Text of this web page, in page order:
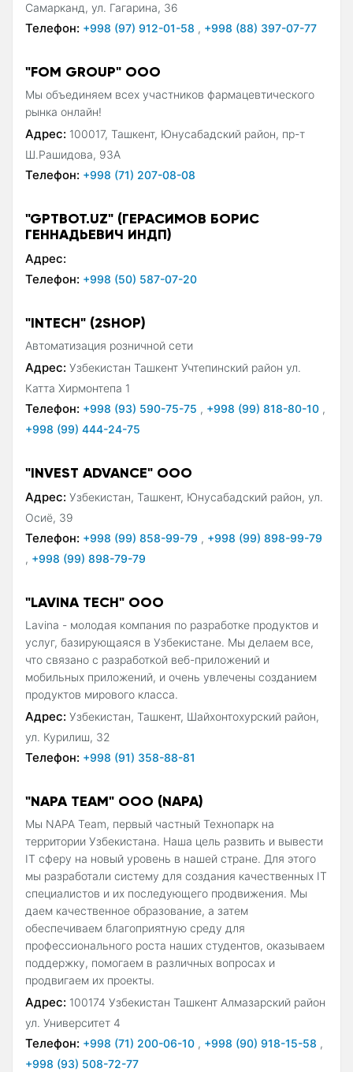
Самарканд, ул. Гагарина, 36
Телефон: +998 (97) 912-01-58 , +998 (88) 397-07-77
"FOM GROUP" OOO
Мы объединяем всех участников фармацевтического
рынка онлайн!
Адрес: 100017, Ташкент, Юнусабадский район, пр-т
Ш.Рашидова, 93А
Телефон: +998 (71) 207-08-08
"GPTBOT.UZ" (ГЕРАСИМОВ БОРИС
ГЕННАДЬЕВИЧ ИНДП)
Адрес:
Телефон: +998 (50) 587-07-20
"INTECH" (2SHOP)
Автоматизация розничной сети
Адрес: Узбекистан Ташкент Учтепинский район ул.
Катта Хирмонтепа 1
Телефон: +998 (93) 590-75-75 , +998 (99) 818-80-10 ,
+998 (99) 444-24-75
"INVEST ADVANCE" ООО
Адрес: Узбекистан, Ташкент, Юнусабадский район, ул.
Осиё, 39
Телефон: +998 (99) 858-99-79 , +998 (99) 898-99-79
, +998 (99) 898-79-79
"LAVINA TECH" OOO
Lavina - молодая компания по разработке продуктов и
услуг, базирующаяся в Узбекистане. Мы делаем все,
что связано с разработкой веб-приложений и
мобильных приложений, и очень увлечены созданием
продуктов мирового класса.
Адрес: Узбекистан, Ташкент, Шайхонтохурский район,
ул. Курилиш, 32
Телефон: +998 (91) 358-88-81
"NAPA TEAM" ООО (NAPA)
Мы NAPA Team, первый частный Технопарк на
территории Узбекистана. Наша цель развить и вывести
IT сферу на новый уровень в нашей стране. Для этого
мы разработали систему для создания качественных IT
специалистов и их последующего продвижения. Мы
даем качественное образование, а затем
обеспечиваем благоприятную среду для
профессионального роста наших студентов, оказываем
поддержку, помогаем в различных вопросах и
продвигаем их проекты.
Адрес: 100174 Узбекистан Ташкент Алмазарский район
ул. Университет 4
Телефон: +998 (71) 200-06-10 , +998 (90) 918-15-58 ,
+998 (93) 508-72-77